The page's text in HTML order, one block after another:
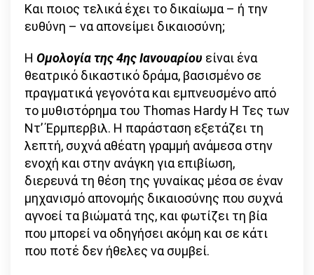
Και ποιος τελικά έχει το δικαίωμα – ή την
ευθύνη – να απονείμει δικαιοσύνη;
Η Ομολογία της 4ης Ιανουαρίου είναι ένα
θεατρικό δικαστικό δράμα, βασισμένο σε
πραγματικά γεγονότα και εμπνευσμένο από
το μυθιστόρημα του Thomas Hardy Η Τες των
Ντ’ Έρμπερβιλ. Η παράσταση εξετάζει τη
λεπτή, συχνά αθέατη γραμμή ανάμεσα στην
ενοχή και στην ανάγκη για επιβίωση,
διερευνά τη θέση της γυναίκας μέσα σε έναν
μηχανισμό απονομής δικαιοσύνης που συχνά
αγνοεί τα βιώματά της, και φωτίζει τη βία
που μπορεί να οδηγήσει ακόμη και σε κάτι
που ποτέ δεν ήθελες να συμβεί.